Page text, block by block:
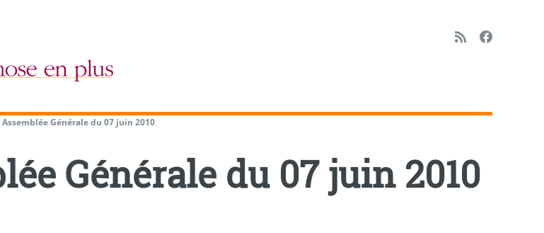
Assemblée Générale du 07 juin 2010
Générale du 07 juin 2010